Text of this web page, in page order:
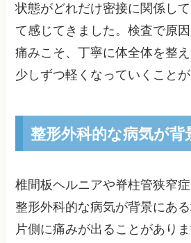
状態がどれだけ密接に関係し
て感じてきました。検査で原
痛みこそ、丁寧に体全体を整え
少しずつ軽くなっていくことが
整形外科的な病気が
椎間板ヘルニアや脊柱管狭窄症
整形外科的な病気が背景にあ
片側に痛みが出ることがあり